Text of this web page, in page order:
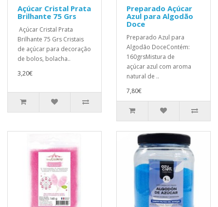
Açúcar Cristal Prata
Brilhante 75 Grs
Açúcar Cristal Prata
Brilhante 75 Grs Cristais
de açúcar para decoração
de bolos, bolacha..
3,20€
Preparado Açúcar
Azul para Algodão
Doce
Preparado Azul para
Algodão DoceContém:
160grsMistura de
açúcar azul com aroma
natural de ..
7,80€